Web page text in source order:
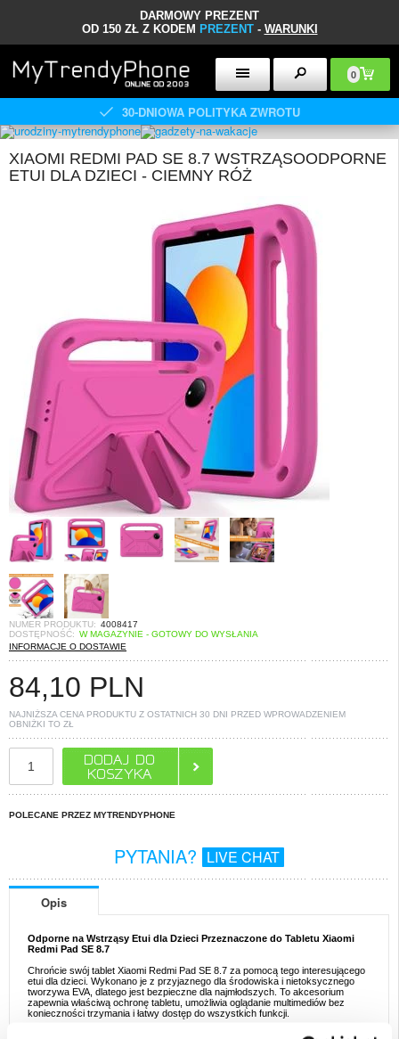
DARMOWY PREZENT
OD 150 ZŁ Z KODEM PREZENT- WARUNKI
0
30-DNIOWA POLITYKA ZWROTU
XIAOMI REDMI PAD SE 8.7 WSTRZĄSOODPORNE
ETUI DLA DZIECI - CIEMNY RÓŻ
NUMER PRODUKTU: 4008417
DOSTĘPNOŚĆ: W MAGAZYNIE - GOTOWY DO WYSŁANIA
INFORMACJE O DOSTAWIE
84,10 PLN
NAJNIŻSZA CENA PRODUKTU Z OSTATNICH 30 DNI PRZED WPROWADZENIEM
OBNIŻKI TO ZŁ
POLECANE PRZEZ MYTRENDYPHONE
PYTANIA? LIVE CHAT
Opis
Odporne na Wstrząsy Etui dla Dzieci Przeznaczone do Tabletu Xiaomi
Redmi Pad SE 8.7
Chrońcie swój tablet Xiaomi Redmi Pad SE 8.7 za pomocą tego interesującego
etui dla dzieci. Wykonano je z przyjaznego dla środowiska i nietoksycznego
tworzywa EVA, dlatego jest bezpieczne dla najmłodszych. To akcesorium
zapewnia właściwą ochronę tabletu, umożliwia oglądanie multimediów bez
konieczności trzymania i łatwy dostęp do wszystkich funkcji.